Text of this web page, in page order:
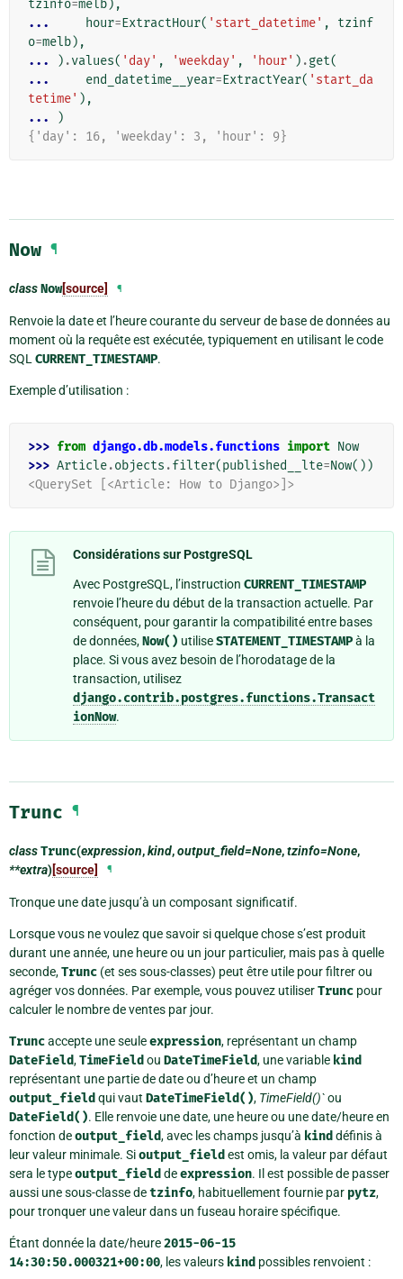
tzinfo=melb),
...
hour=ExtractHour( 'start_datetime' ,
tzinf
o=melb),
...
) .values( 'day' , 'weekday' , 'hour' ) .get(
...
end_datetime__year=ExtractYear( 'start_da
tetime' ),
...
)
{'day': 16, 'weekday': 3, 'hour': 9}
Now ¶
classNow[source] ¶
Renvoie la date et l’heure courante du serveur de base de données au
moment où la requête est exécutée, typiquement en utilisant le code
SQLCURRENT_TIMESTAMP.
Exemple d’utilisation :
>>> from django.db.models.functions import Now
>>> Article.objects .filter(published__lte=Now())
<QuerySet [<Article: How to Django>]>
Considérations sur PostgreSQL
Avec PostgreSQL, l’instruction CURRENT_TIMESTAMP
renvoie l’heure du début de la transaction actuelle. Par
conséquent, pour garantir la compatibilité entre bases
de données,Now() utiliseSTATEMENT_TIMESTAMPà la
place. Si vous avez besoin de l’horodatage de la
transaction, utilisez
django.contrib.postgres.functions.Transact
ionNow.
Trunc ¶
classTrunc(expression,kind,output_field=None,tzinfo=None,
**extra)[source] ¶
Tronque une date jusqu’à un composant significatif.
Lorsque vous ne voulez que savoir si quelque chose s’est produit
durant une année, une heure ou un jour particulier, mais pas à quelle
seconde,Trunc (et ses sous-classes) peut être utile pour filtrer ou
agréger vos données. Par exemple, vous pouvez utiliserTrunc pour
calculer le nombre de ventes par jour.
Truncaccepte une seuleexpression, représentant un champ
DateField,TimeField ou DateTimeField, une variable kind
représentant une partie de date ou d’heure et un champ
output_field qui vaut DateTimeField(), TimeField()`ou
DateField(). Elle renvoie une date, une heure ou une date/heure en
fonction deoutput_field, avec les champs jusqu’à kind définis à
leur valeur minimale. Sioutput_field est omis, la valeur par défaut
sera le typeoutput_field deexpression. Il est possible de passer
aussi une sous-classe detzinfo, habituellement fournie par pytz,
pour tronquer une valeur dans un fuseau horaire spécifique.
Étant donnée la date/heure2015-06-15
14:30:50.000321+00:00, les valeurs kind possibles renvoient :